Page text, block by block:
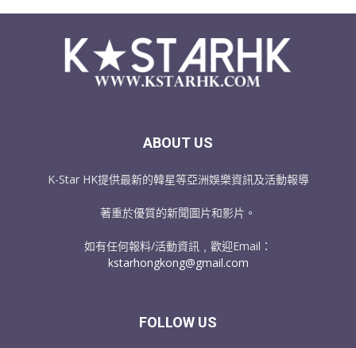
ABOUT US
K-Star HK提供最新的韓星等亞洲娛樂資訊及活動報導
著重於優質的新聞圖片和影片。
如有任何報料/活動資訊﹐歡迎Email：
kstarhongkong@gmail.com
FOLLOW US